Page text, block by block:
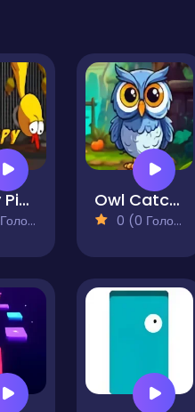
Floppy Pipe Owl Catcher
0 (0 Голосів)